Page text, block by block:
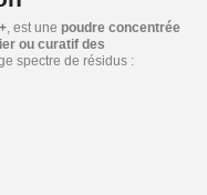
, est une poudre concentrée
ou curatif des
spectre de résidus :